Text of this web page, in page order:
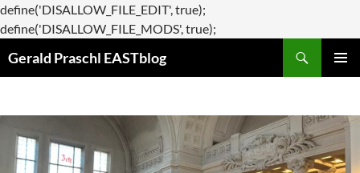
define('DISALLOW_FILE_EDIT', true);
define('DISALLOW_FILE_MODS', true);
Gerald Praschl EASTblog